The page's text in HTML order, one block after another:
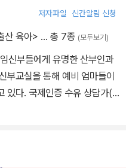
문의가 직접 쓴 임신 출산 종
신 출산 육아 가이드북을 완
정보와 육아편을 대폭 증면,
에 산전 관리 등에 관한 최신
를 업데이트해서 2025 최신
저자파일 신간알림 신청
산 육아> … 총 7종 (모두보기)
신부들에게 유명한 산부인과
부교실을 통해 예비 엄마들이
있다. 국제인증 수유 상담가(I
마리 병원장으로 경북대 외